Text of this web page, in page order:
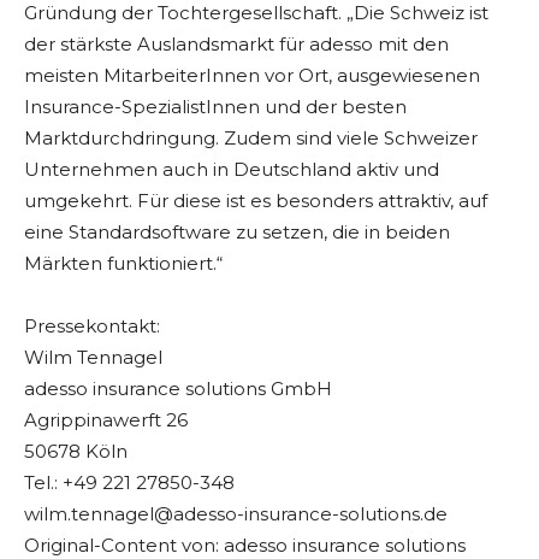
Gründung der Tochtergesellschaft. „Die Schweiz ist
der stärkste Auslandsmarkt für adesso mit den
meisten MitarbeiterInnen vor Ort, ausgewiesenen
Insurance-SpezialistInnen und der besten
Marktdurchdringung. Zudem sind viele Schweizer
Unternehmen auch in Deutschland aktiv und
umgekehrt. Für diese ist es besonders attraktiv, auf
eine Standardsoftware zu setzen, die in beiden
Märkten funktioniert.“
Pressekontakt:
Wilm Tennagel
adesso insurance solutions GmbH
Agrippinawerft 26
50678 Köln
Tel.: +49 221 27850-348
wilm.tennagel@adesso-insurance-solutions.de
Original-Content von: adesso insurance solutions